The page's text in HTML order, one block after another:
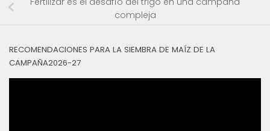
compleja
RECOMENDACIONES PARA LA SIEMBRA DE MAÍZ DE LA
CAMPAÑA2026-27